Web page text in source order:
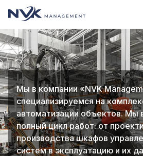
Мы в компании «NVK
специализируемся на
автоматизации объектов. Мы
полный цикл работ: от
производства шкафов
систем в эксплуатацию и их